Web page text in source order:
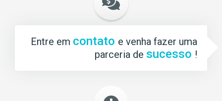
Entre em contato e venha fazer uma
parceria de sucesso !